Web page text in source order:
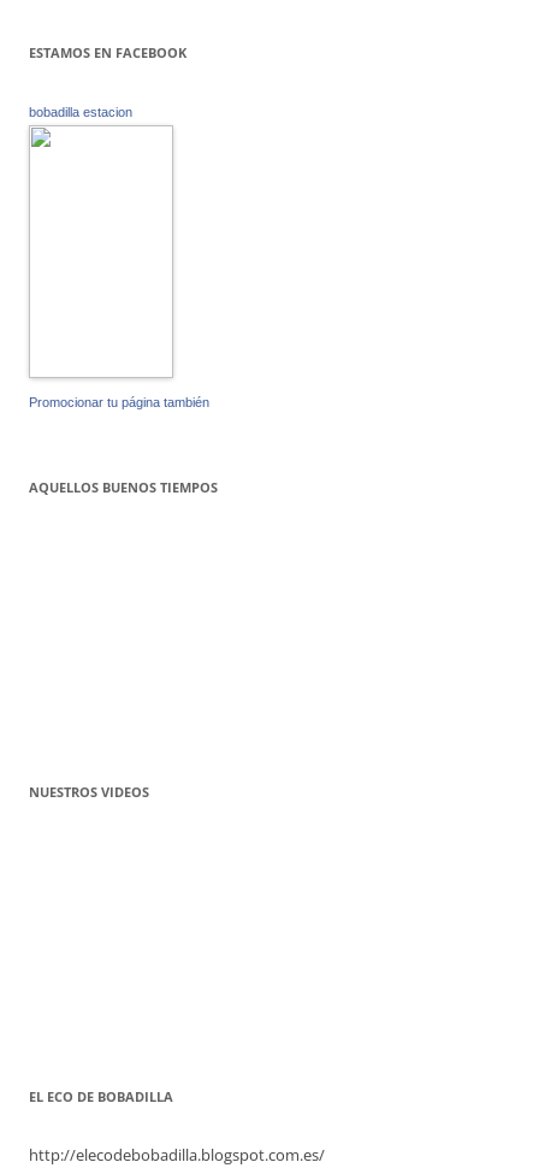
ESTAMOS EN FACEBOOK
bobadilla estacion
Promocionar tu página también
AQUELLOS BUENOS TIEMPOS
NUESTROS VIDEOS
EL ECO DE BOBADILLA
http://elecodebobadilla.blogspot.com.es/